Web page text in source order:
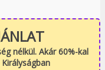
nélkül. Akár 60%-kal